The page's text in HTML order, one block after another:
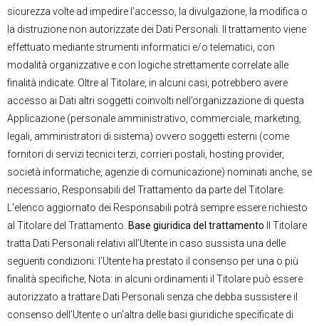
sicurezza volte ad impedire l’accesso, la divulgazione, la modifica o
la distruzione non autorizzate dei Dati Personali. Il trattamento viene
effettuato mediante strumenti informatici e/o telematici, con
modalità organizzative e con logiche strettamente correlate alle
finalità indicate. Oltre al Titolare, in alcuni casi, potrebbero avere
accesso ai Dati altri soggetti coinvolti nell’organizzazione di questa
Applicazione (personale amministrativo, commerciale, marketing,
legali, amministratori di sistema) ovvero soggetti esterni (come
fornitori di servizi tecnici terzi, corrieri postali, hosting provider,
società informatiche, agenzie di comunicazione) nominati anche, se
necessario, Responsabili del Trattamento da parte del Titolare.
L’elenco aggiornato dei Responsabili potrà sempre essere richiesto
al Titolare del Trattamento. Base giuridica del trattamento Il Titolare
tratta Dati Personali relativi all’Utente in caso sussista una delle
seguenti condizioni: l’Utente ha prestato il consenso per una o più
finalità specifiche; Nota: in alcuni ordinamenti il Titolare può essere
autorizzato a trattare Dati Personali senza che debba sussistere il
consenso dell’Utente o un’altra delle basi giuridiche specificate di